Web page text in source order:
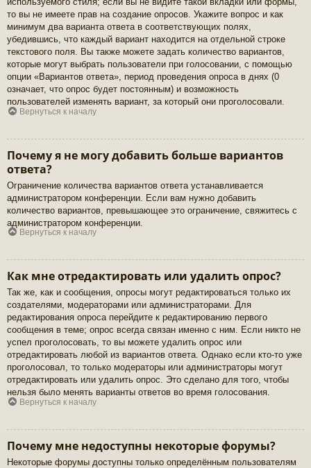
то вы не имеете прав на создание опросов. Укажите вопрос и как
минимум два варианта ответа в соответствующих полях,
убедившись, что каждый вариант находится на отдельной строке
текстового поля. Вы также можете задать количество вариантов,
которые могут выбрать пользователи при голосовании, с помощью
опции «Вариантов ответа», период проведения опроса в днях (0
означает, что опрос будет постоянным) и возможность
пользователей изменять вариант, за который они проголосовали.
Вернуться к началу
Почему я не могу добавить больше вариантов
ответа?
Ограничение количества вариантов ответа устанавливается
администратором конференции. Если вам нужно добавить
количество вариантов, превышающее это ограничение, свяжитесь с
администратором конференции.
Вернуться к началу
Как мне отредактировать или удалить опрос?
Так же, как и сообщения, опросы могут редактироваться только их
создателями, модераторами или администраторами. Для
редактирования опроса перейдите к редактированию первого
сообщения в теме; опрос всегда связан именно с ним. Если никто не
успел проголосовать, то вы можете удалить опрос или
отредактировать любой из вариантов ответа. Однако если кто-то уже
проголосовал, то только модераторы или администраторы могут
отредактировать или удалить опрос. Это сделано для того, чтобы
нельзя было менять варианты ответов во время голосования.
Вернуться к началу
Почему мне недоступны некоторые форумы?
Некоторые форумы доступны только определённым пользователям